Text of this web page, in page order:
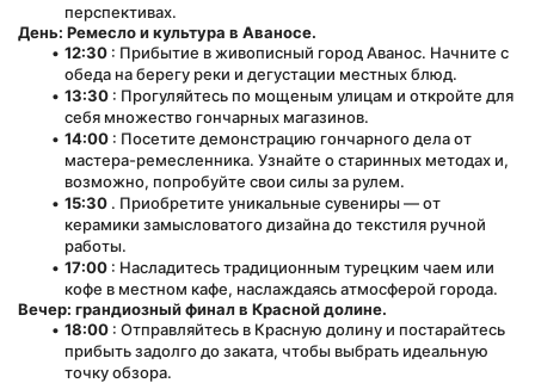
перспективах.
День: Ремесло и культура в Аваносе.
12:30 : Прибытие в живописный город Аванос. Начните с
обеда на берегу реки и дегустации местных блюд.
13:30 : Прогуляйтесь по мощеным улицам и откройте для
себя множество гончарных магазинов.
14:00 : Посетите демонстрацию гончарного дела от
мастера-ремесленника. Узнайте о старинных методах и,
возможно, попробуйте свои силы за рулем.
15:30 . Приобретите уникальные сувениры — от
керамики замысловатого дизайна до текстиля ручной
работы.
17:00 : Насладитесь традиционным турецким чаем или
кофе в местном кафе, наслаждаясь атмосферой города.
Вечер: грандиозный финал в Красной долине.
18:00 : Отправляйтесь в Красную долину и постарайтесь
прибыть задолго до заката, чтобы выбрать идеальную
точку обзора.